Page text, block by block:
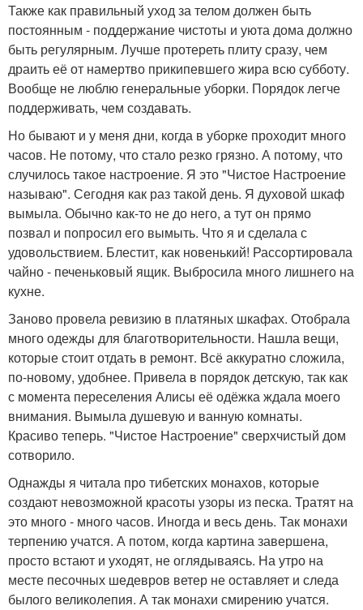
Также как правильный уход за телом должен быть
постоянным - поддержание чистоты и уюта дома должно
быть регулярным. Лучше протереть плиту сразу, чем
драить её от намертво прикипевшего жира всю субботу.
Вообще не люблю генеральные уборки. Порядок легче
поддерживать, чем создавать.
Но бывают и у меня дни, когда в уборке проходит много
часов. Не потому, что стало резко грязно. А потому, что
случилось такое настроение. Я это "Чистое Настроение
называю". Сегодня как раз такой день. Я духовой шкаф
вымыла. Обычно как-то не до него, а тут он прямо
позвал и попросил его вымыть. Что я и сделала с
удовольствием. Блестит, как новенький! Рассортировала
чайно - печеньковый ящик. Выбросила много лишнего на
кухне.
Заново провела ревизию в платяных шкафах. Отобрала
много одежды для благотворительности. Нашла вещи,
которые стоит отдать в ремонт. Всё аккуратно сложила,
по-новому, удобнее. Привела в порядок детскую, так как
с момента переселения Алисы её одёжка ждала моего
внимания. Вымыла душевую и ванную комнаты.
Красиво теперь. "Чистое Настроение" сверхчистый дом
сотворило.
Однажды я читала про тибетских монахов, которые
создают невозможной красоты узоры из песка. Тратят на
это много - много часов. Иногда и весь день. Так монахи
терпению учатся. А потом, когда картина завершена,
просто встают и уходят, не оглядываясь. На утро на
месте песочных шедевров ветер не оставляет и следа
былого великолепия. А так монахи смирению учатся.